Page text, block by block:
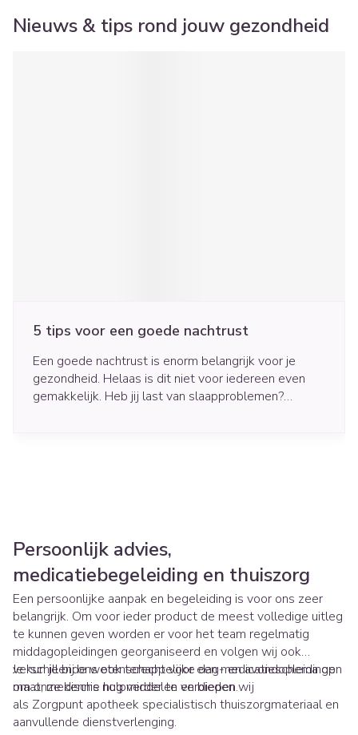
Nieuws & tips rond jouw gezondheid
5 tips voor een goede nachtrust
Een goede nachtrust is enorm belangrijk voor je
gezondheid. Helaas is dit niet voor iedereen even
gemakkelijk. Heb jij last van slaapproblemen?
Persoonlijk advies,
medicatiebegeleiding en thuiszorg
Een persoonlijke aanpak en begeleiding is voor ons zeer
belangrijk. Om voor ieder product de meest volledige uitleg
te kunnen geven worden er voor het team regelmatig
middagopleidingen georganiseerd en volgen wij ook
verschillende wetenschappelijke dag- en avondopleidingen
om onze kennis nog verder te verdiepen.
Je kun je bij ons ook terecht voor een medicatieschema op
maat, medische hulpmiddelen en bieden wij
als Zorgpunt apotheek specialistisch thuiszorgmateriaal en
aanvullende dienstverlenging.